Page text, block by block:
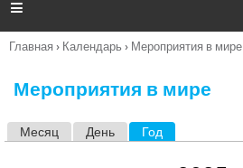
п

Вы
Главная › Календарь › Мероприятия в мире
Мероприятия в мире
Месяц День Год